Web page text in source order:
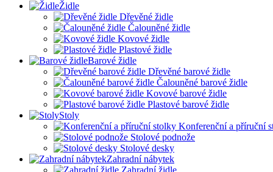
Židle
Dřevěné židle
Čalouněné židle
Kovové židle
Plastové židle
Barové židle
Dřevěné barové židle
Čalouněné barové židle
Kovové barové židle
Plastové barové židle
Stoly
Konferenční a příruční
Stolové podnože
Stolové desky
Zahradní nábytek
Zahradní židle